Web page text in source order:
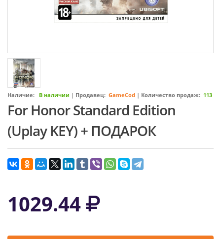
Наличие: В наличии | Продавец: GameCod | Количество продаж: 113
For Honor Standard Edition
(Uplay KEY) + ПОДАРОК
1029.44